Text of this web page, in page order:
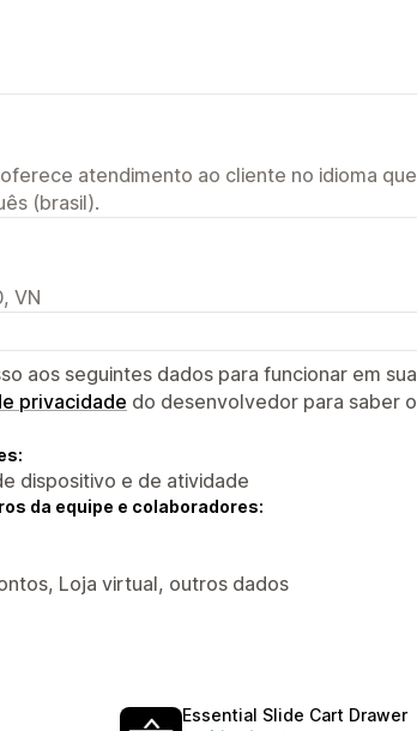
atendimento ao cliente no idioma que
(brasil).
VN
aos seguintes dados para funcionar em sua
privacidade do desenvolvedor para saber o
dispositivo e de atividade
da equipe e colaboradores:
Loja virtual, outros dados
Essential Slide Cart Drawer